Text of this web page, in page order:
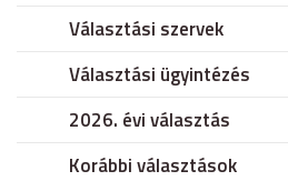
Választási szervek
Választási ügyintézés
2026. évi választás
Korábbi választások